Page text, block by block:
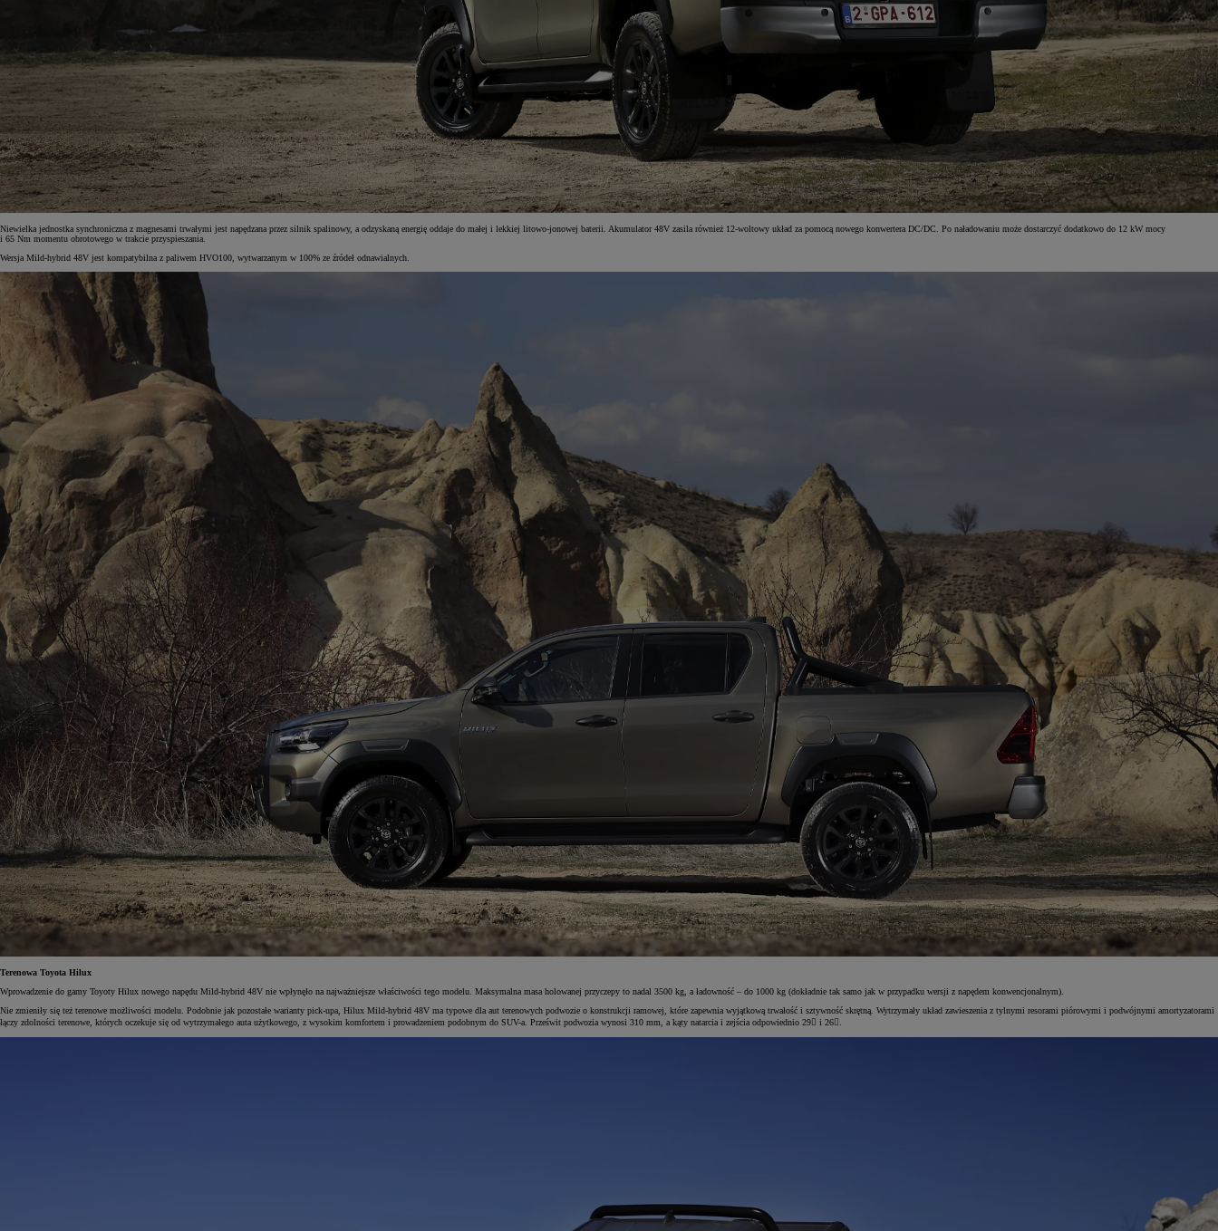
Od105 300 zł
Corolla Hatchback
Niewielka jednostka synchroniczna z magnesami trwałymi jest napędzana przez silnik spalinowy, a odzyskaną energię oddaje do małej i lekkiej litowo-jonowej baterii. Akumulator 48V zasila również 12-woltowy układ za pomocą nowego konwertera DC/DC. Po naładowaniu może dostarczyć dodatkowo do 12 kW mocy
i 65 Nm momentu obrotowego w trakcie przyspieszania.
Wersja Mild-hybrid 48V jest kompatybilna z paliwem HVO100, wytwarzanym w 100% ze źródeł odnawialnych.
Terenowa Toyota Hilux
Wprowadzenie do gamy Toyoty Hilux nowego napędu Mild-hybrid 48V nie wpłynęło na najważniejsze właściwości tego modelu. Maksymalna masa holowanej przyczepy to nadal 3500 kg, a ładowność – do 1000 kg (dokładnie tak samo jak w przypadku wersji z napędem konwencjonalnym).
Nie zmieniły się też terenowe możliwości modelu. Podobnie jak pozostałe warianty pick-upa, Hilux Mild-hybrid 48V ma typowe dla aut terenowych podwozie o konstrukcji ramowej, które zapewnia wyjątkową trwałość i sztywność skrętną. Wytrzymały układ zawieszenia z tylnymi resorami piórowymi i podwójnymi amortyzatorami
łączy zdolności terenowe, których oczekuje się od wytrzymałego auta użytkowego, z wysokim komfortem i prowadzeniem podobnym do SUV-a. Prześwit podwozia wynosi 310 mm, a kąty natarcia i zejścia odpowiednio 29 i 26.